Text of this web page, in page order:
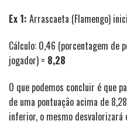
Ex 1: Arrascaeta (Flamengo)
Cálculo: 0,46 (porcentagem de
jogador) = 8,28
O que podemos concluir é que
de uma pontuação acima de
inferior, o mesmo